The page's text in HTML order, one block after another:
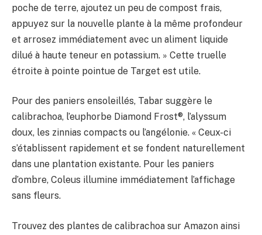
poche de terre, ajoutez un peu de compost frais,
appuyez sur la nouvelle plante à la même profondeur
et arrosez immédiatement avec un aliment liquide
dilué à haute teneur en potassium. » Cette truelle
étroite à pointe pointue de Target est utile.
Pour des paniers ensoleillés, Tabar suggère le
calibrachoa, l’euphorbe Diamond Frost®, l’alyssum
doux, les zinnias compacts ou l’angélonie. « Ceux-ci
s’établissent rapidement et se fondent naturellement
dans une plantation existante. Pour les paniers
d’ombre, Coleus illumine immédiatement l’affichage
sans fleurs.
Trouvez des plantes de calibrachoa sur Amazon ainsi